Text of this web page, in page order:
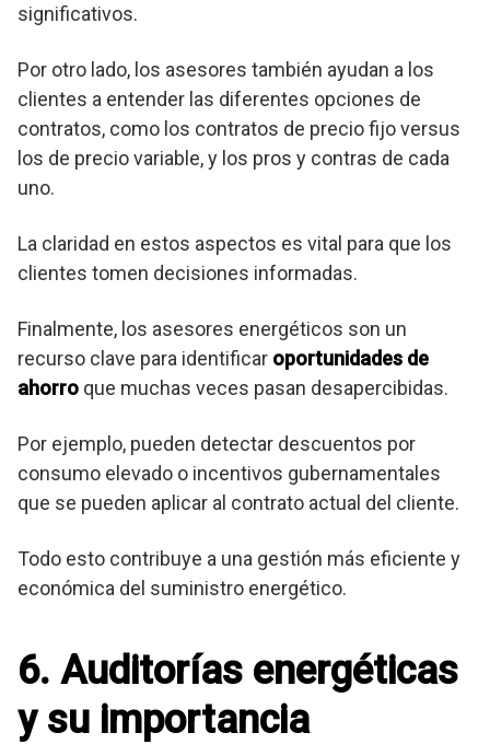
significativos.
Por otro lado, los asesores también ayudan a los
clientes a entender las diferentes opciones de
contratos, como los contratos de precio fijo versus
los de precio variable, y los pros y contras de cada
uno.
La claridad en estos aspectos es vital para que los
clientes tomen decisiones informadas.
Finalmente, los asesores energéticos son un
recurso clave para identificar oportunidades de
ahorro que muchas veces pasan desapercibidas.
Por ejemplo, pueden detectar descuentos por
consumo elevado o incentivos gubernamentales
que se pueden aplicar al contrato actual del cliente.
Todo esto contribuye a una gestión más eficiente y
económica del suministro energético.
6. Auditorías energéticas
y su importancia